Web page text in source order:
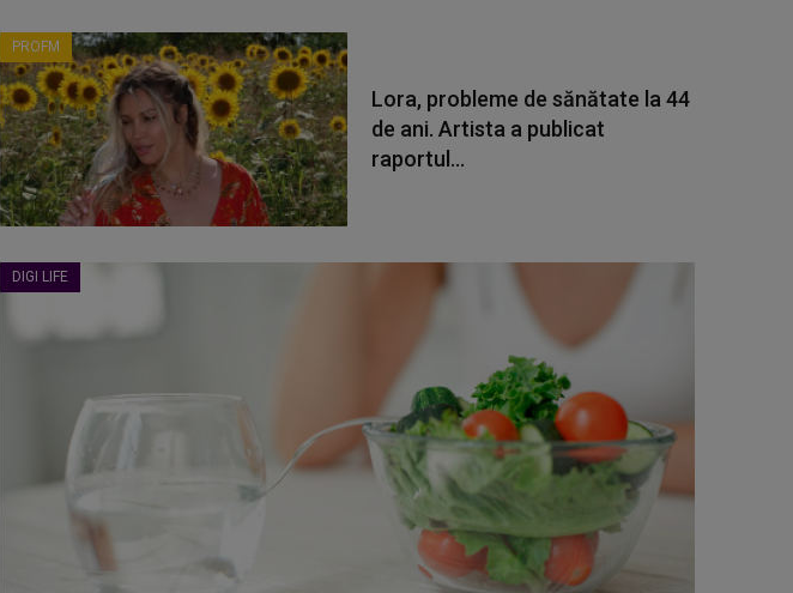
PROFM
Lora, probleme de sănătate la 44
de ani. Artista a publicat
raportul...
DIGI LIFE